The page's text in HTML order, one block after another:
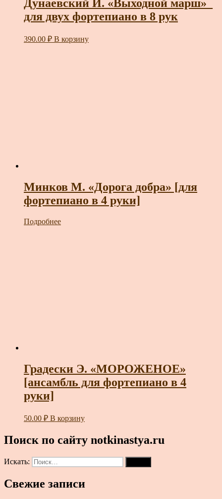
Дунаевский И. «Выходной марш»_
для двух фортепиано в 8 рук
390.00 ₽ В корзину
Минков М. «Дорога добра» [для
фортепиано в 4 руки]
Подробнее
Градески Э. «МОРОЖЕНОЕ»
[ансамбль для фортепиано в 4
руки]
50.00 ₽ В корзину
Поиск по сайту notkinastya.ru
Искать:
Свежие записи